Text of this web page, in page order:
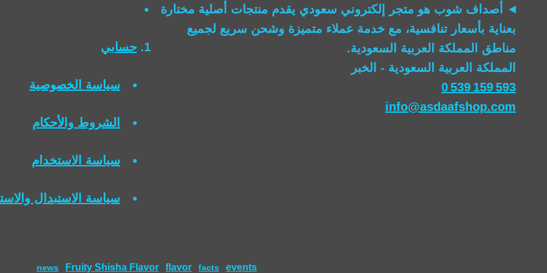
أصداف شوب هو متجر إلكتروني سعودي يقدم منتجات أصلية مختارة
بعناية بأسعار تنافسية، مع خدمة عملاء متميزة وشحن سريع لجميع
مناطق المملكة العربية السعودية.
المملكة العربية السعودية - الخبر
0 539 159 593
info@asdaafshop.com
حسابي
سياسة الخصوصية
الشروط والأحكام
سياسة الاستخدام
سياسة الاستبدال
events
facts
flavor
Fruity Shisha Flavor
news